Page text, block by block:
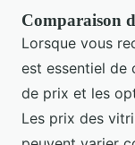
Comparaison
Lorsque vous
est essentiel de
de prix et les
Les prix des